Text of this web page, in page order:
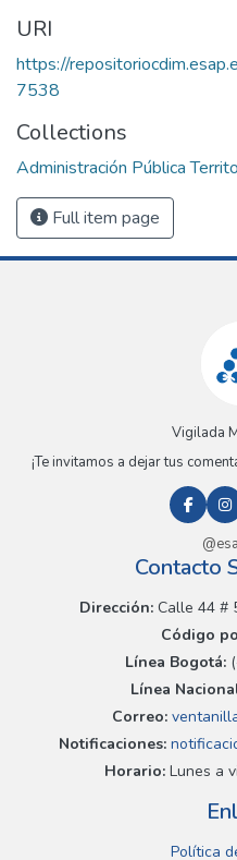
URI
https://
7538
Collections
Administración Pública
Full item page
Vigilada
¡Te invitamos a dejar tus
Contacto
Dirección:Calle 44 #
Código
Línea Bogotá:
Línea
Correo:
Notificaciones:
Horario:Lunes a
Política